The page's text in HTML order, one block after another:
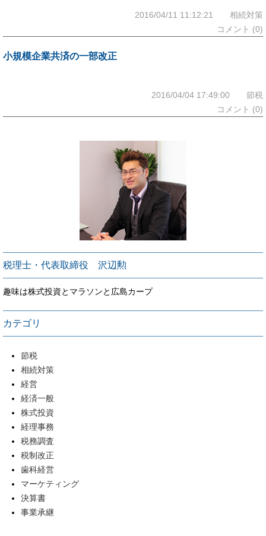
2016/04/11 11:12:21 相続対策
コメント (0)
小規模企業共済の一部改正
2016/04/04 17:49:00 節税
コメント (0)
税理士・代表取締役 沢辺勲
趣味は株式投資とマラソンと広島カープ
カテゴリ
節税
相続対策
経営
経済一般
株式投資
経理事務
税務調査
税制改正
歯科経営
マーケティング
決算書
事業承継